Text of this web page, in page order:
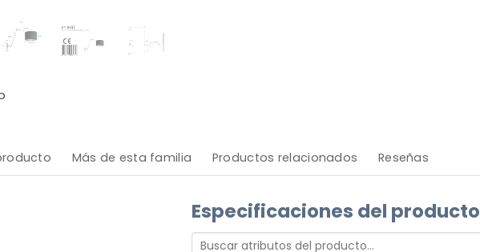
Más de esta familia Productos relacionados Reseñas
Especificaciones del producto